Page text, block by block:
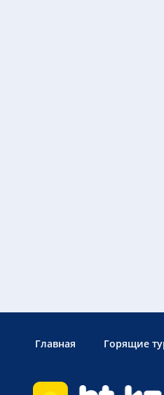
Главная Горящие